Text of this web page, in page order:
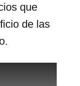
que
de las